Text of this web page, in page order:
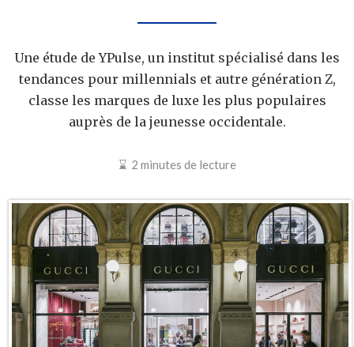
Une étude de YPulse, un institut spécialisé dans les
tendances pour millennials et autre génération Z,
classe les marques de luxe les plus populaires
auprès de la jeunesse occidentale.
2 minutes de lecture